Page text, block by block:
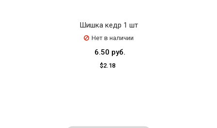
Шишка кедр 1 шт
Нет в наличии
6.50 руб.
$2.18